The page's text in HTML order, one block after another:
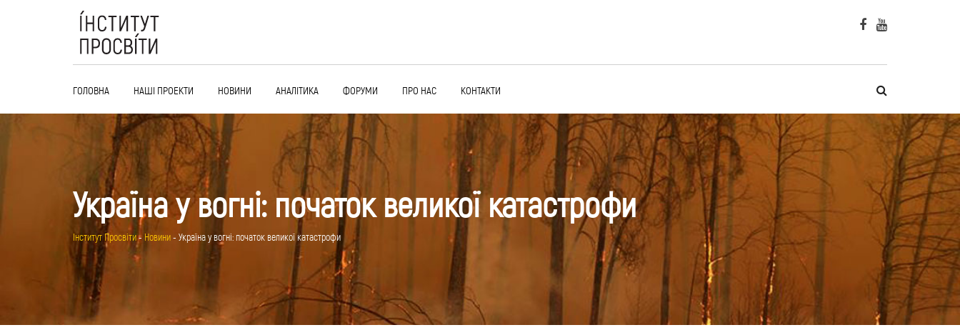
ГОЛОВНА НАШІ ПРОЕКТИ НОВИНИ АНАЛІТИКА ФОРУМИ ПРО НАС КОНТАКТИ
Україна у вогні: початок великої катастрофи
Інститут Просвіти- Новини- Україна у вогні: початок великої катастрофи